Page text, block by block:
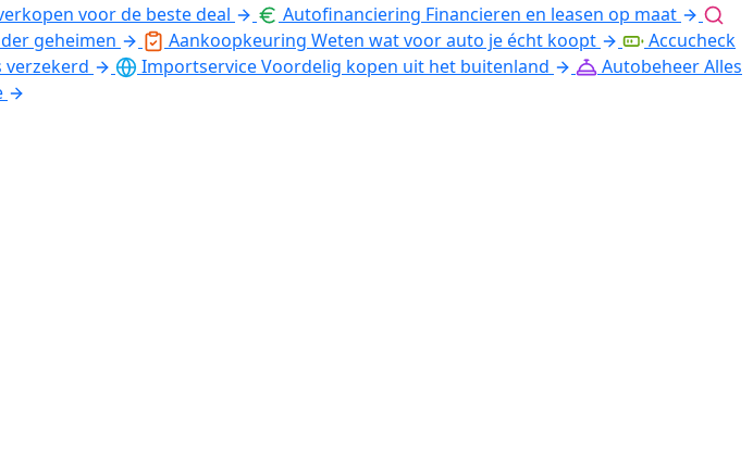
voor de beste deal Autofinanciering Financieren en leasen op maat
geheimen Aankoopkeuring Weten wat voor auto je écht koopt
Accucheck
verzekerd ImportserviceVoordelig kopen uit het buitenland AutobeheerAlles